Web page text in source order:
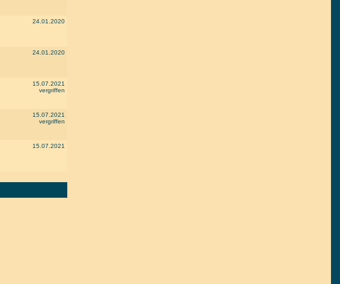
24.01.2020
24.01.2020
15.07.2021
vergriffen
15.07.2021
vergriffen
15.07.2021